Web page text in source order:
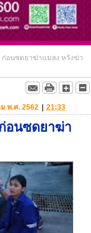
อนซดยาฆ่าแมลง หวังฆ่า
พ.ศ. 2562 | 21:33
อนซดยาฆ่า